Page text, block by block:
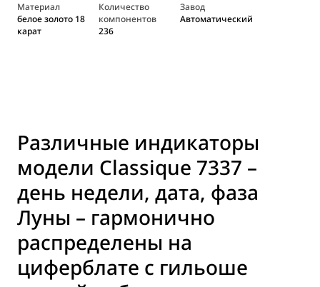
Материал
белое золото 18
карат
Количество
компонентов
236
Завод
Автоматический
Различные индикаторы
модели Classique 7337 –
день недели, дата, фаза
Луны – гармонично
распределены на
циферблате с гильоше